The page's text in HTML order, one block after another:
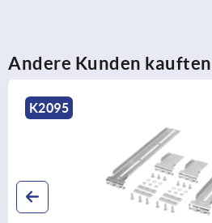
Andere Kunden